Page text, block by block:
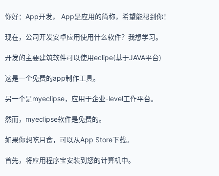
你好：App开发， App是应用的简称，希望能帮到你！
现在，公司开发安卓应用使用什么软件？我想学习。
开发的主要建筑软件可以使用eclipe(基于JAVA平台)
这是一个免费的app制作工具。
另一个是myeclipse，应用于企业-level工作平台。
然而，myeclipse软件是免费的。
如果你想吃月食，可以从App Store下载。
首先，将应用程序宝安装到您的计算机中。